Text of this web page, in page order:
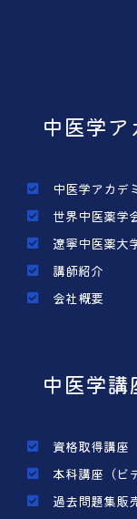
中医学
中医学アカデ
世界中医薬学
遼寧中医薬大
講師紹介
会社概要
中医学講
資格取得講座
本科講座（ビ
過去問題集販